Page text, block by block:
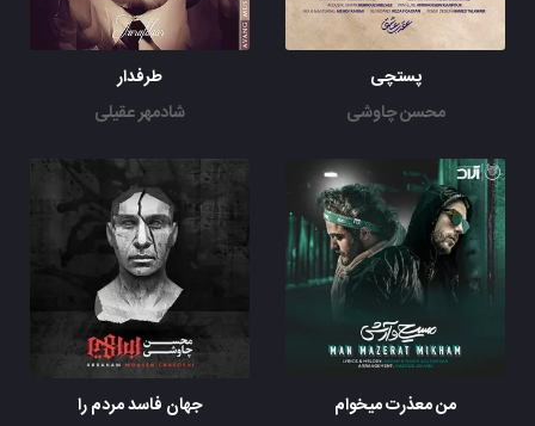
پستچی
محسن چاوشی
طرفدار
شادمهر عقیلی
من معذرت میخوام
جهان فاسد مردم را